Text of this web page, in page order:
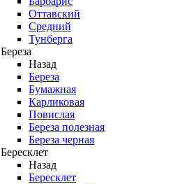
Оттавский
Средний
Тунберга
Береза
Назад
Береза
Бумажная
Карликовая
Повислая
Береза полезная
Береза черная
Бересклет
Назад
Бересклет